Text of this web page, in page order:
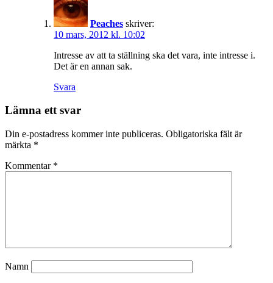
Peaches skriver:
10 mars, 2012 kl. 10:02
Intresse av att ta ställning ska det vara, inte intresse i.
Det är en annan sak.
Svara
Lämna ett svar
Din e-postadress kommer inte publiceras. Obligatoriska fält är
märkta *
Kommentar *
Namn